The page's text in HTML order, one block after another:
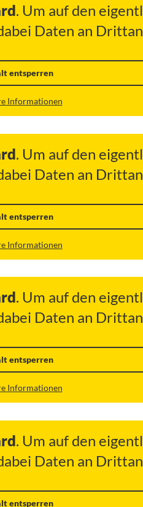
. Um auf den
Daten an
entsperren
Informationen
. Um auf den
Daten an
entsperren
Informationen
. Um auf den
Daten an
entsperren
Informationen
. Um auf den
Daten an
entsperren